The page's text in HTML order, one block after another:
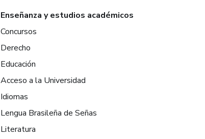
Enseñanza y estudios académicos
Concursos
Derecho
Educación
Acceso a la Universidad
Idiomas
Lengua Brasileña de Señas
Literatura